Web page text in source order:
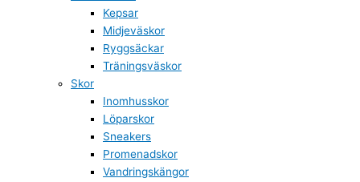
Kepsar
Midjeväskor
Ryggsäckar
Träningsväskor
Skor
Inomhusskor
Löparskor
Sneakers
Promenadskor
Vandringskängor